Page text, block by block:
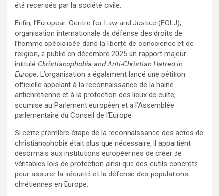
été recensés par la société civile.
Enfin, l’European Centre for Law and Justice (ECLJ),
organisation internationale de défense des droits de
l’homme spécialisée dans la liberté de conscience et de
religion, a publié en décembre 2025 un rapport majeur
intitulé Christianophobia and Anti-Christian Hatred in
Europe. L’organisation a également lancé une pétition
officielle appelant à la reconnaissance de la haine
antichrétienne et à la protection des lieux de culte,
soumise au Parlement européen et à l’Assemblée
parlementaire du Conseil de l’Europe.
Si cette première étape de la reconnaissance des actes de
christianophobie était plus que nécessaire, il appartient
désormais aux institutions européennes de créer de
véritables lois de protection ainsi que des outils concrets
pour assurer la sécurité et la défense des populations
chrétiennes en Europe.